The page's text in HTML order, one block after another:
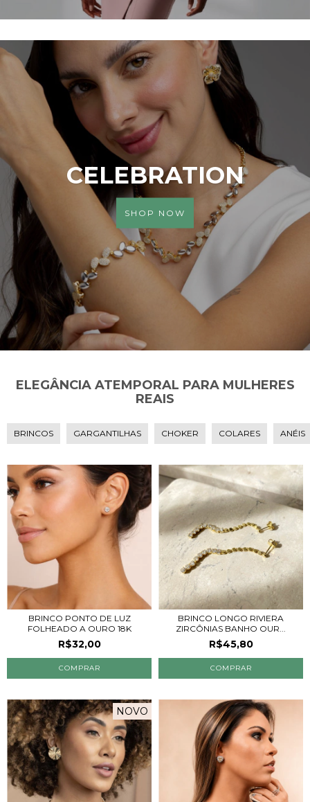
CELEBRATION
SHOP NOW
ELEGÂNCIA ATEMPORAL PARA MULHERES
REAIS
BRINCOS GARGANTILHAS CHOKER COLARES ANÉIS
BRINCO PONTO DE LUZ
FOLHEADO A OURO 18K
R$32,00
COMPRAR
BRINCO LONGO RIVIERA
ZIRCÔNIAS BANHO OUR...
R$45,80
NOVO